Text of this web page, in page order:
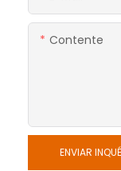
Contente
ENVIAR